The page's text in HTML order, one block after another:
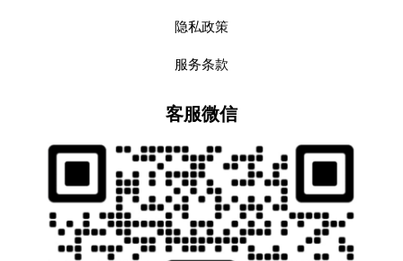
隐私政策
服务条款
客服微信